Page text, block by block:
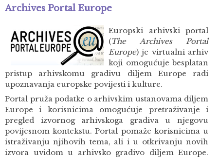
Archives Portal Europe
Europski arhivski portal
(The Archives Portal
Europe) je virtualni arhiv
koji omogućuje besplatan
pristup arhivskomu gradivu diljem Europe radi
upoznavanja europske povijesti i kulture.
Portal pruža podatke o arhivskim ustanovama diljem
Europe i korisnicima omogućuje pretraživanje i
pregled izvornog arhivskoga gradiva u njegovu
povijesnom kontekstu. Portal pomaže korisnicima u
istraživanju njihovih tema, ali i u otkrivanju novih
izvora uvidom u arhivsko gradivo diljem Europe.